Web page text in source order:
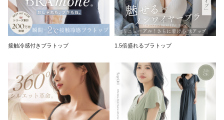
接触冷感付きブラトップ 1.5倍盛れるブラトップ